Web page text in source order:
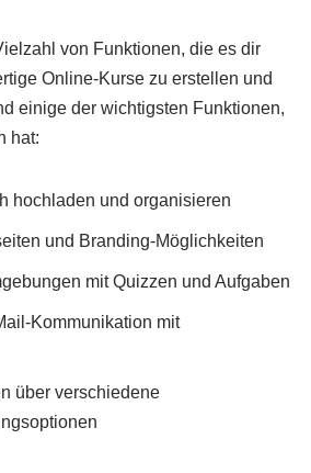
von Funktionen, die es dir
Online-Kurse zu erstellen und
einige der wichtigsten Funktionen,
hat:
hochladen und organisieren
und Branding-Möglichkeiten
mit Quizzen und Aufgaben
Kommunikation mit
über verschiedene